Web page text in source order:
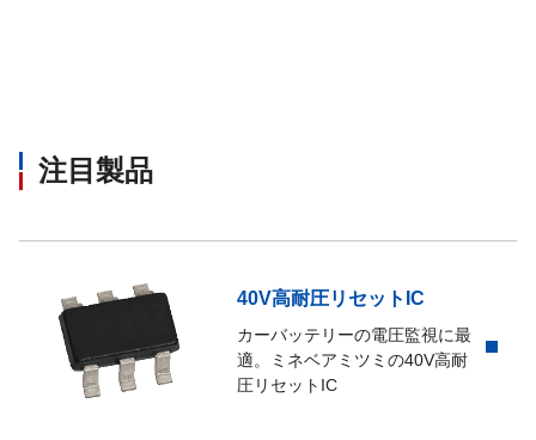
注目製品
40V高耐圧リセットIC
カーバッテリーの電圧監視に最
適。ミネベアミツミの40V高耐
圧リセットIC